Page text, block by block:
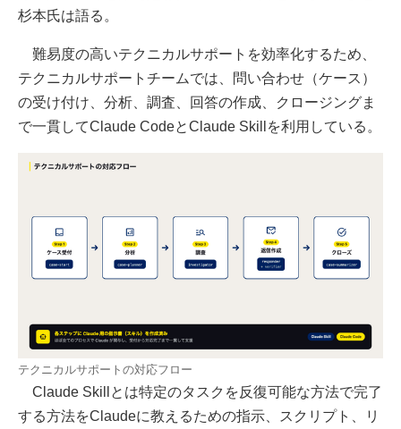
杉本氏は語る。
難易度の高いテクニカルサポートを効率化するため、
テクニカルサポートチームでは、問い合わせ（ケース）
の受け付け、分析、調査、回答の作成、クロージングま
で一貫してClaude CodeとClaude Skillを利用している。
テクニカルサポートの対応フロー
Claude Skillとは特定のタスクを反復可能な方法で完了
する方法をClaudeに教えるための指示、スクリプト、リ